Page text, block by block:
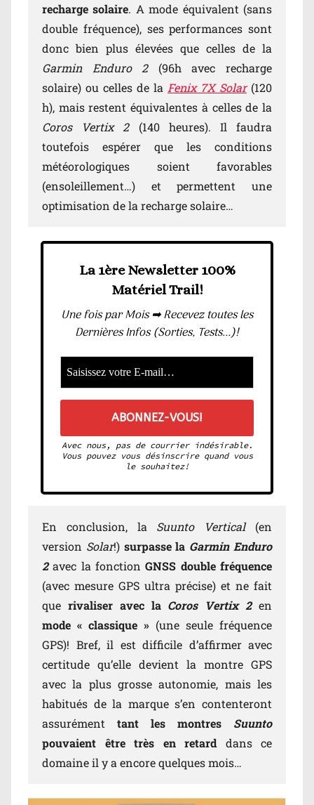
recharge solaire. A mode équivalent (sans
double fréquence), ses performances sont
donc bien plus élevées que celles de la
Garmin Enduro 2 (96h avec recharge
solaire) ou celles de la Fenix 7X Solar(120
h), mais restent équivalentes à celles de la
Coros Vertix 2(140 heures). Il faudra
toutefois espérer que les conditions
météorologiques soient favorables
(ensoleillement…) et permettent une
optimisation de la recharge solaire…
La 1ère Newsletter 100%
Matériel Trail!
Une fois par Mois ➡ Recevez toutes les
Dernières Infos (Sorties, Tests...)!
Avec nous, pas de courrier indésirable.
Vous pouvez vous désinscrire quand vous
le souhaitez!
En conclusion, la Suunto Vertical(en
version Solar!) surpasse la Garmin Enduro
2avec la fonction GNSS double fréquence
(avec mesure GPS ultra précise) et ne fait
que rivaliser avec la Coros Vertix 2 en
mode « classique » (une seule fréquence
GPS)! Bref, il est difficile d’affirmer avec
certitude qu’elle devient la montre GPS
avec la plus grosse autonomie, mais les
habitués de la marque s’en contenteront
assurément tant les montres Suunto
pouvaient être très en retard dans ce
domaine il y a encore quelques mois…